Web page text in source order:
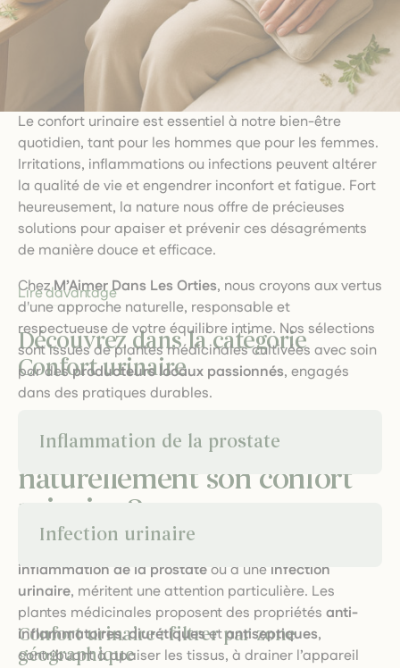
Le confort urinaire est essentiel à notre bien-être
quotidien, tant pour les hommes que pour les femmes.
Irritations, inflammations ou infections peuvent altérer
la qualité de vie et engendrer inconfort et fatigue. Fort
heureusement, la nature nous offre de précieuses
solutions pour apaiser et prévenir ces désagréments
de manière douce et efficace.
ChezM’Aimer Dans Les Orties, nous croyons aux vertus
d'une approche naturelle, responsable et
respectueuse de votre équilibre intime. Nos sélections
sont issues de plantes médicinales cultivées avec soin
par desproducteurs locaux passionnés, engagés
dans des pratiques durables.
Pourquoi préserver
naturellement son confort
urinaire ?
inflammation de la prostateou à une infection
urinaire, méritent une attention particulière. Les
plantes médicinales proposent des propriétés anti-
inflammatoires,diurétiquesetantiseptiques,
contribuant à apaiser les tissus, à drainer l’appareil
Lire davantage
Découvrez dans la catégorie
Confort urinaire
Inflammation de la prostate
Infection urinaire
Confort urinaire : filtrer par zone
géographique